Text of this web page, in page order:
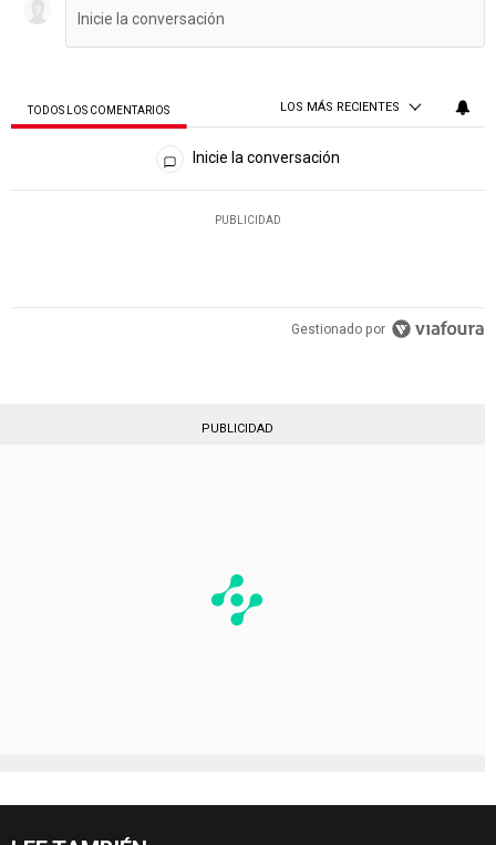
TODOS LOS COMENTARIOS LOS MÁS RECIENTES
Todos los comentarios
Inicie la conversación
PUBLICIDAD
Gestionado por
PUBLICIDAD